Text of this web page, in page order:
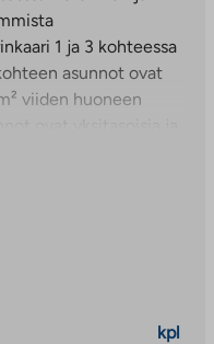
1 ja 3 kohteessa
asunnot ovat
viiden huoneen
sekä
kpl